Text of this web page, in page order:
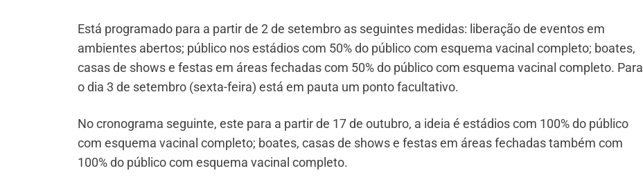
Está programado para a partir de 2 de setembro as seguintes medidas: liberação de eventos em
ambientes abertos; público nos estádios com 50% do público com esquema vacinal completo; boates,
casas de shows e festas em áreas fechadas com 50% do público com esquema vacinal completo. Para
o dia 3 de setembro (sexta-feira) está em pauta um ponto facultativo.
No cronograma seguinte, este para a partir de 17 de outubro, a ideia é estádios com 100% do público
com esquema vacinal completo; boates, casas de shows e festas em áreas fechadas também com
100% do público com esquema vacinal completo.